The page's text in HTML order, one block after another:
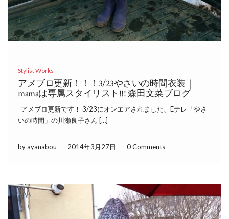
Stylist Works
アメブロ更新！！！3/23やさいの時間衣装｜
mamaは専属スタイリスト!!! 森田文菜ブログ
アメブロ更新です！ 3/23にオンエアされました、Eテレ「やさ
いの時間」の川瀬良子さん […]
by ayanabou - 2014年3月27日 - 0 Comments